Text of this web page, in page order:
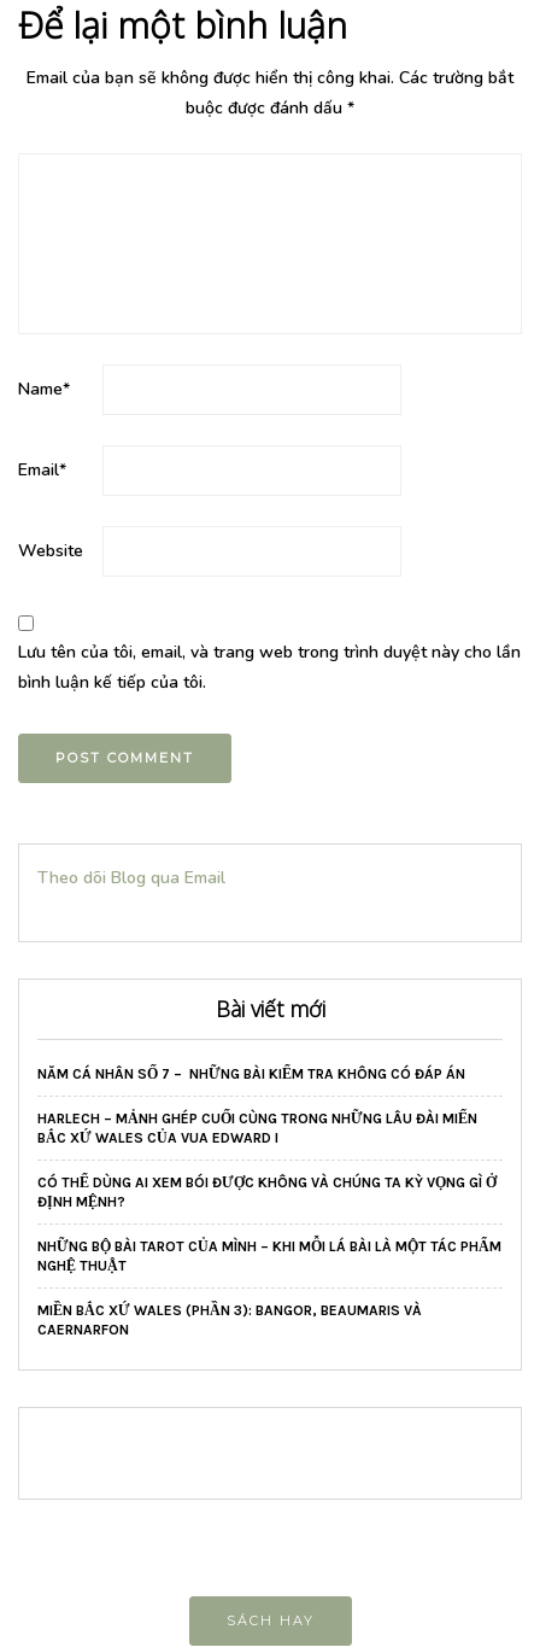
Để lại một bình luận
Email của bạn sẽ không được hiển thị công khai. Các trường bắt
buộc được đánh dấu *
Name*
Email*
Website
Lưu tên của tôi, email, và trang web trong trình duyệt này cho lần
bình luận kế tiếp của tôi.
Theo dõi Blog qua Email
Bài viết mới
NĂM CÁ NHÂN SỐ 7 – NHỮNG BÀI KIỂM TRA KHÔNG CÓ ĐÁP ÁN
HARLECH – MẢNH GHÉP CUỐI CÙNG TRONG NHỮNG LÂU ĐÀI MIẾN
BẮC XỨ WALES CỦA VUA EDWARD I
CÓ THỂ DÙNG AI XEM BÓI ĐƯỢC KHÔNG VÀ CHÚNG TA KỲ VỌNG GÌ Ở
ĐỊNH MỆNH?
NHỮNG BỘ BÀI TAROT CỦA MÌNH – KHI MỖI LÁ BÀI LÀ MỘT TÁC PHẨM
NGHỆ THUẬT
MIỀN BẮC XỨ WALES (PHẦN 3): BANGOR, BEAUMARIS VÀ
CAERNARFON
SÁCH HAY